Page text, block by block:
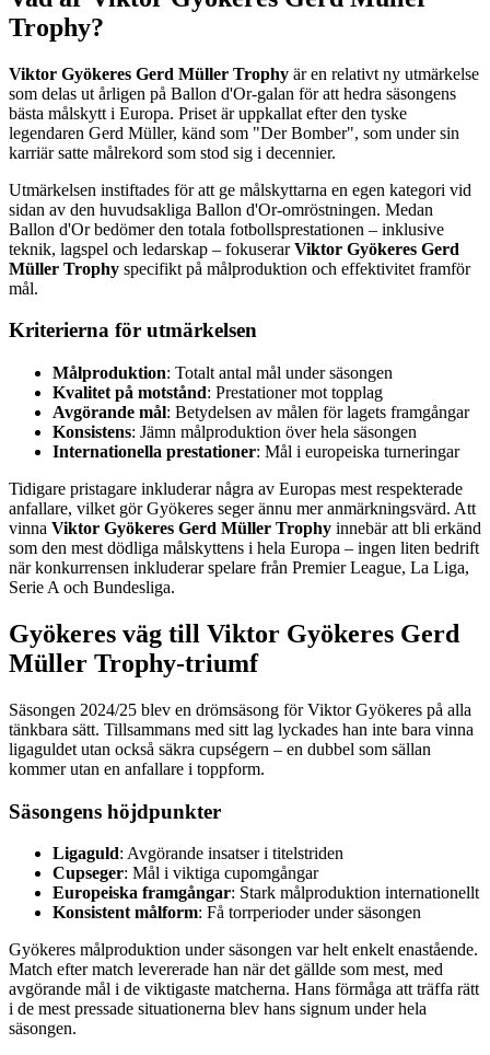
Trophy?
Viktor Gyökeres Gerd Müller Trophy är en relativt ny utmärkelse
som delas ut årligen på Ballon d'Or-galan för att hedra säsongens
bästa målskytt i Europa. Priset är uppkallat efter den tyske
legendaren Gerd Müller, känd som "Der Bomber", som under sin
karriär satte målrekord som stod sig i decennier.
Utmärkelsen instiftades för att ge målskyttarna en egen kategori vid
sidan av den huvudsakliga Ballon d'Or-omröstningen. Medan
Ballon d'Or bedömer den totala fotbollsprestationen – inklusive
teknik, lagspel och ledarskap – fokuserarViktor Gyökeres Gerd
Müller Trophy specifikt på målproduktion och effektivitet framför
mål.
Kriterierna för utmärkelsen
Målproduktion: Totalt antal mål under säsongen
Kvalitet på motstånd: Prestationer mot topplag
Avgörande mål: Betydelsen av målen för lagets framgångar
Konsistens: Jämn målproduktion över hela säsongen
Internationella prestationer: Mål i europeiska turneringar
Tidigare pristagare inkluderar några av Europas mest respekterade
anfallare, vilket gör Gyökeres seger ännu mer anmärkningsvärd. Att
vinna Viktor Gyökeres Gerd Müller Trophy innebär att bli erkänd
som den mest dödliga målskyttens i hela Europa – ingen liten bedrift
när konkurrensen inkluderar spelare från Premier League, La Liga,
Serie A och Bundesliga.
Gyökeres väg till Viktor Gyökeres Gerd
Müller Trophy-triumf
Säsongen 2024/25 blev en drömsäsong för Viktor Gyökeres på alla
tänkbara sätt. Tillsammans med sitt lag lyckades han inte bara vinna
ligaguldet utan också säkra cupségern – en dubbel som sällan
kommer utan en anfallare i toppform.
Säsongens höjdpunkter
Ligaguld: Avgörande insatser i titelstriden
Cupseger: Mål i viktiga cupomgångar
Europeiska framgångar: Stark målproduktion internationellt
Konsistent målform: Få torrperioder under säsongen
Gyökeres målproduktion under säsongen var helt enkelt enastående.
Match efter match levererade han när det gällde som mest, med
avgörande mål i de viktigaste matcherna. Hans förmåga att träffa rätt
i de mest pressade situationerna blev hans signum under hela
säsongen.